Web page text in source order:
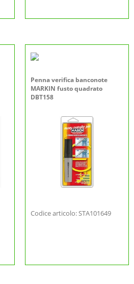
Penna verifica banconote
MARKIN fusto quadrato
DBT158
Codice articolo: STA101649